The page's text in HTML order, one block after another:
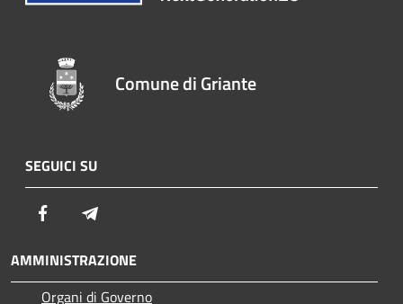
Comune di Griante
SEGUICI SU
Facebook
AMMINISTRAZIONE
Organi di Governo